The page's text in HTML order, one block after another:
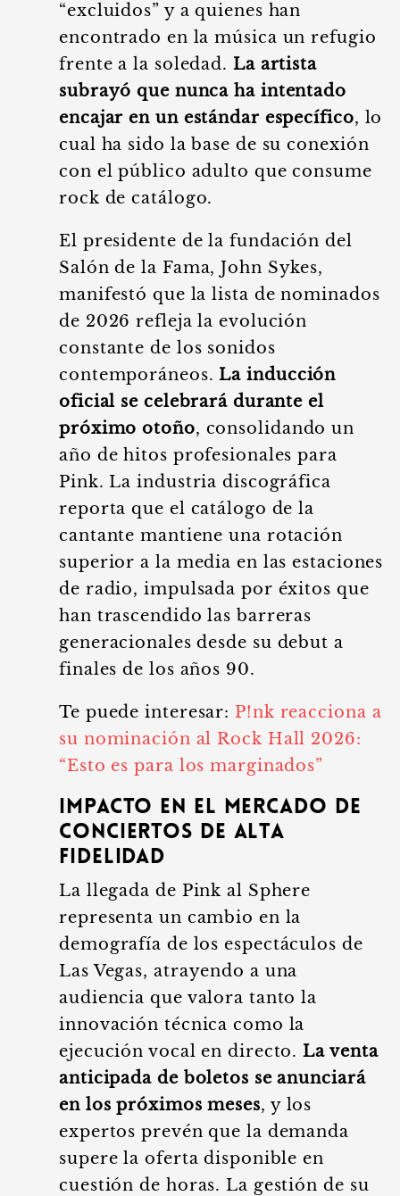
“excluidos” y a quienes han
encontrado en la música un refugio
frente a la soledad. La artista
subrayó que nunca ha intentado
encajar en un estándar específico, lo
cual ha sido la base de su conexión
con el público adulto que consume
rock de catálogo.
El presidente de la fundación del
Salón de la Fama, John Sykes,
manifestó que la lista de nominados
de 2026 refleja la evolución
constante de los sonidos
contemporáneos.La inducción
oficial se celebrará durante el
próximo otoño, consolidando un
año de hitos profesionales para
Pink. La industria discográfica
reporta que el catálogo de la
cantante mantiene una rotación
superior a la media en las estaciones
de radio, impulsada por éxitos que
han trascendido las barreras
generacionales desde su debut a
finales de los años 90.
Te puede interesar: P!nk reacciona a
su nominación al Rock Hall 2026:
“Esto es para los marginados”
Impacto en el mercado de
conciertos de alta
fidelidad
La llegada de Pink al Sphere
representa un cambio en la
demografía de los espectáculos de
Las Vegas, atrayendo a una
audiencia que valora tanto la
innovación técnica como la
ejecución vocal en directo.La venta
anticipada de boletos se anunciará
en los próximos meses, y los
expertos prevén que la demanda
supere la oferta disponible en
cuestión de horas. La gestión de su